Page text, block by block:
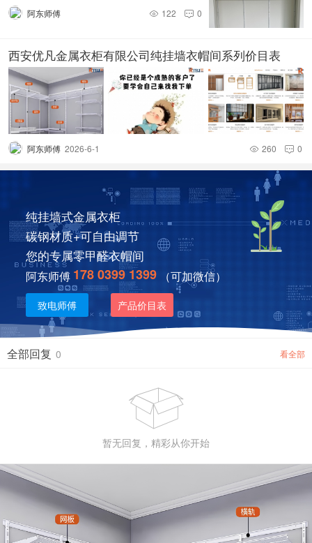
阿东师傅  0
 122
西安优凡金属衣柜有限公司纯挂墙衣帽间系列价目表
阿东师傅 2026-6-1  0
 260
纯挂墙式金属衣柜
碳钢材质+可自由调节
您的专属零甲醛衣帽间
阿东师傅 178 0399 1399 （可加微信）
致电师傅 产品价目表
全部回复 0 看全部

暂无回复，精彩从你开始